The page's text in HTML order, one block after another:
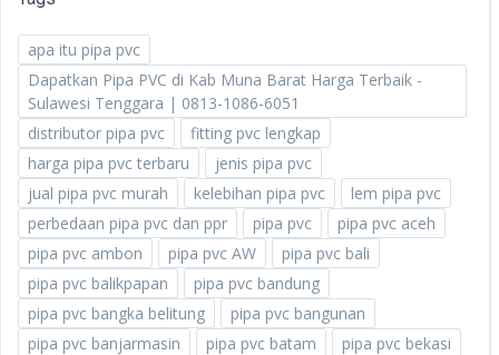
apa itu pipa pvc
Dapatkan Pipa PVC di Kab Muna Barat Harga Terbaik -
Sulawesi Tenggara | 0813-1086-6051
distributor pipa pvc
fitting pvc lengkap
harga pipa pvc terbaru
jenis pipa pvc
jual pipa pvc murah
kelebihan pipa pvc
lem pipa pvc
perbedaan pipa pvc dan ppr
pipa pvc
pipa pvc aceh
pipa pvc ambon
pipa pvc AW
pipa pvc bali
pipa pvc balikpapan
pipa pvc bandung
pipa pvc bangka belitung
pipa pvc bangunan
pipa pvc banjarmasin
pipa pvc batam
pipa pvc bekasi